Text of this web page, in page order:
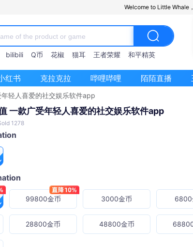
Welcome to Little Whale，
bilibili Q币 花椒 猫耳 王者荣耀 和平精英
红书 克拉克拉 哔哩哔哩 陌陌直播
轻人喜爱的社交娱乐软件app
一款广受年轻人喜爱的社交娱乐软件app
1278
99800金币 3000金币 6800
28800金币 48800金币